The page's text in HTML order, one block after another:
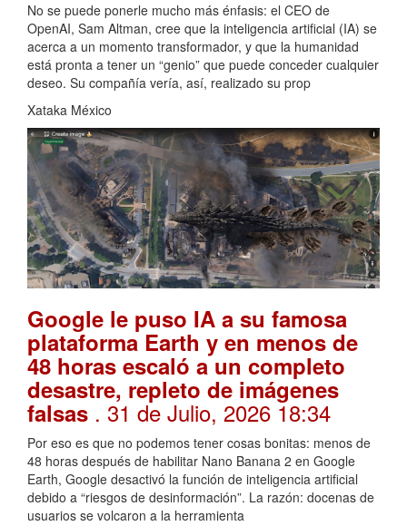
No se puede ponerle mucho más énfasis: el CEO de
OpenAI, Sam Altman, cree que la inteligencia artificial (IA) se
acerca a un momento transformador, y que la humanidad
está pronta a tener un “genio” que puede conceder cualquier
deseo. Su compañía vería, así, realizado su prop
Xataka México
Google le puso IA a su famosa
plataforma Earth y en menos de
48 horas escaló a un completo
desastre, repleto de imágenes
falsas . 31 de Julio, 2026 18:34
Por eso es que no podemos tener cosas bonitas: menos de
48 horas después de habilitar Nano Banana 2 en Google
Earth, Google desactivó la función de inteligencia artificial
debido a “riesgos de desinformación”. La razón: docenas de
usuarios se volcaron a la herramienta